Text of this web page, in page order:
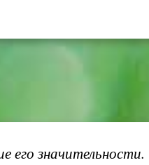
его значительности.